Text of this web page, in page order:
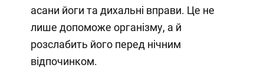
асани йоги та дихальні вправи. Це не
лише допоможе організму, а й
розслабить його перед нічним
відпочинком.